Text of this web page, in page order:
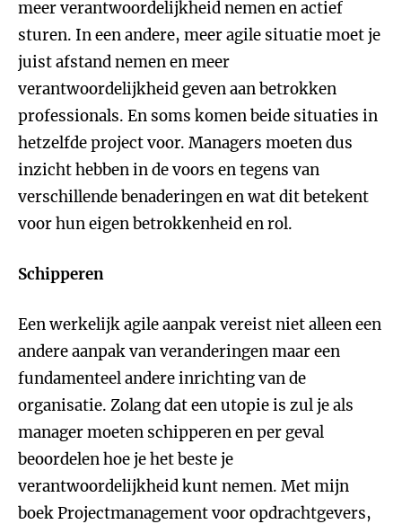
meer verantwoordelijkheid nemen en actief
sturen. In een andere, meer agile situatie moet je
juist afstand nemen en meer
verantwoordelijkheid geven aan betrokken
professionals. En soms komen beide situaties in
hetzelfde project voor. Managers moeten dus
inzicht hebben in de voors en tegens van
verschillende benaderingen en wat dit betekent
voor hun eigen betrokkenheid en rol.
Schipperen
Een werkelijk agile aanpak vereist niet alleen een
andere aanpak van veranderingen maar een
fundamenteel andere inrichting van de
organisatie. Zolang dat een utopie is zul je als
manager moeten schipperen en per geval
beoordelen hoe je het beste je
verantwoordelijkheid kunt nemen. Met mijn
boek Projectmanagement voor opdrachtgevers,